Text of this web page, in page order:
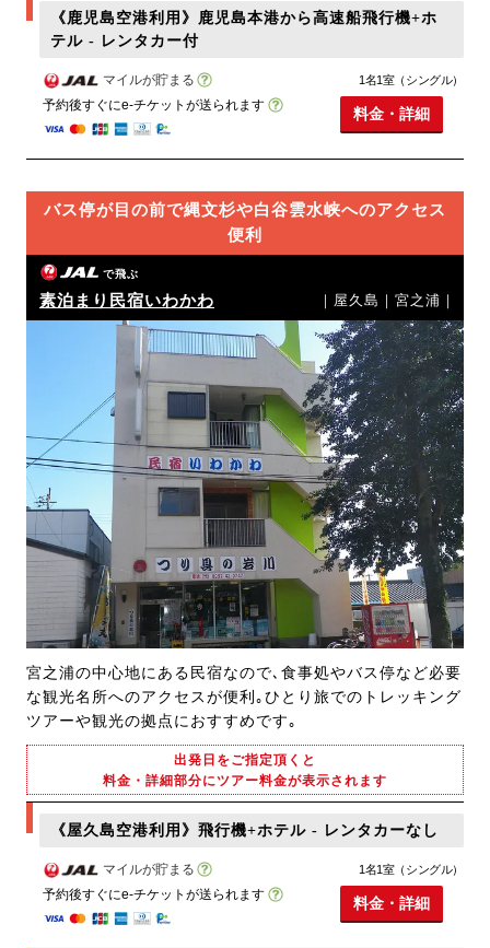
《鹿児島空港利用》鹿児島本港から高速船飛行機+ホ
テル - レンタカー付
マイルが貯まる
予約後すぐにe-チケットが送られます
1名1室（シングル）
料金・詳細
バス停が目の前で縄文杉や白谷雲水峡へのアクセス
便利
で飛ぶ
素泊まり民宿いわかわ ｜屋久島｜宮之浦｜
宮之浦の中心地にある民宿なので､食事処やバス停など必要
な観光名所へのアクセスが便利｡ひとり旅でのトレッキング
ツアーや観光の拠点におすすめです｡
出発日をご指定頂くと
料金・詳細部分にツアー料金が表示されます
《屋久島空港利用》飛行機+ホテル - レンタカーなし
マイルが貯まる
予約後すぐにe-チケットが送られます
1名1室（シングル）
料金・詳細